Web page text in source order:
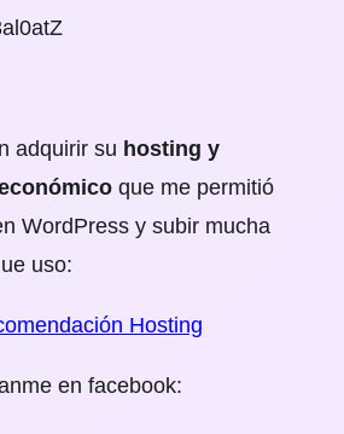
adquirir su hosting y
que me permitió
WordPress y subir mucha
uso:
Hosting
en facebook: